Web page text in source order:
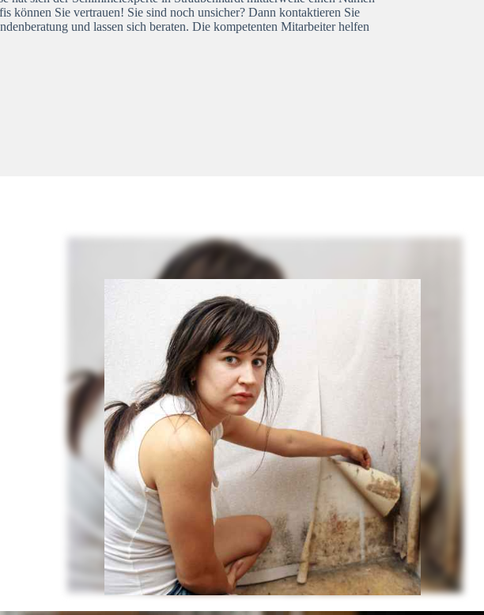
können Sie vertrauen! Sie sind noch unsicher? Dann kontaktieren Sie
und lassen sich beraten. Die kompetenten Mitarbeiter helfen